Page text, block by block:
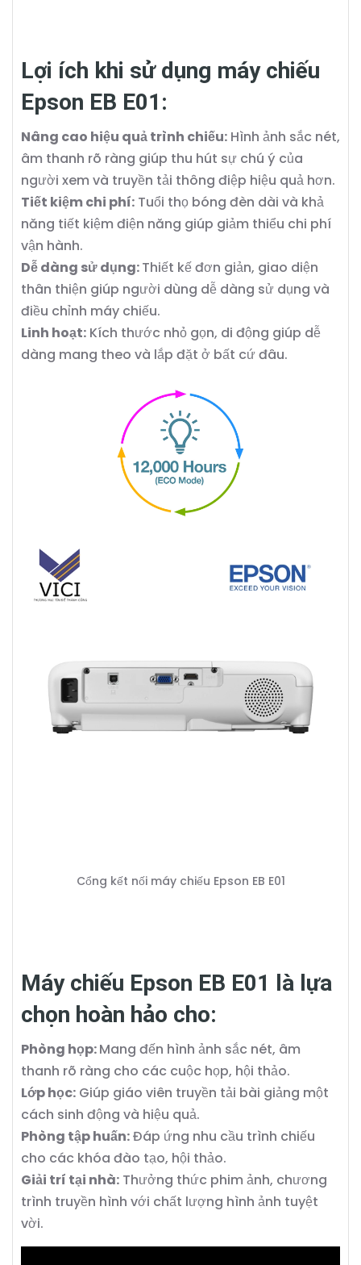
Lợi ích khi sử dụng máy chiếu
Epson EB E01:
Nâng cao hiệu quả trình chiếu: Hình ảnh sắc nét,
âm thanh rõ ràng giúp thu hút sự chú ý của
người xem và truyền tải thông điệp hiệu quả hơn.
Tiết kiệm chi phí: Tuổi thọ bóng đèn dài và khả
năng tiết kiệm điện năng giúp giảm thiểu chi phí
vận hành.
Dễ dàng sử dụng:Thiết kế đơn giản, giao diện
thân thiện giúp người dùng dễ dàng sử dụng và
điều chỉnh máy chiếu.
Linh hoạt: Kích thước nhỏ gọn, di động giúp dễ
dàng mang theo và lắp đặt ở bất cứ đâu.
Cổng kết nối máy chiếu Epson EB E01
Máy chiếu Epson EB E01 là lựa
chọn hoàn hảo cho:
Phòng họp:Mang đến hình ảnh sắc nét, âm
thanh rõ ràng cho các cuộc họp, hội thảo.
Lớp học: Giúp giáo viên truyền tải bài giảng một
cách sinh động và hiệu quả.
Phòng tập huấn:Đáp ứng nhu cầu trình chiếu
cho các khóa đào tạo, hội thảo.
Giải trí tại nhà: Thưởng thức phim ảnh, chương
trình truyền hình với chất lượng hình ảnh tuyệt
vời.